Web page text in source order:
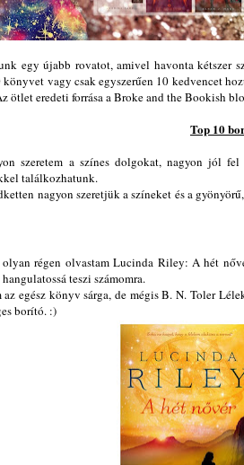
egy újabb rovatot, amivel havonta kétszer
könyvet vagy csak egyszerűen 10 kedvencet
ötlet eredeti forrása a Broke and the Bookish
Top 10
szeretem a színes dolgokat, nagyon jól fel
találkozhatunk.
nagyon szeretjük a színeket és a
olyan régen olvastam Lucinda Riley: A hét
teszi számomra.
az egész könyv sárga, de mégis B. N. Toler
borító. :)